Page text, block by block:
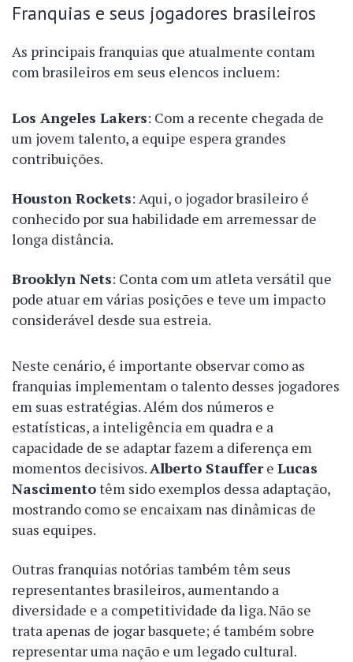
Franquias e seus jogadores brasileiros
As principais franquias que atualmente contam
com brasileiros em seus elencos incluem:
Los Angeles Lakers: Com a recente chegada de
um jovem talento, a equipe espera grandes
contribuições.
Houston Rockets: Aqui, o jogador brasileiro é
conhecido por sua habilidade em arremessar de
longa distância.
Brooklyn Nets: Conta com um atleta versátil que
pode atuar em várias posições e teve um impacto
considerável desde sua estreia.
Neste cenário, é importante observar como as
franquias implementam o talento desses jogadores
em suas estratégias. Além dos números e
estatísticas, a inteligência em quadra e a
capacidade de se adaptar fazem a diferença em
momentos decisivos.Alberto Stauffere Lucas
Nascimentotêm sido exemplos dessa adaptação,
mostrando como se encaixam nas dinâmicas de
suas equipes.
Outras franquias notórias também têm seus
representantes brasileiros, aumentando a
diversidade e a competitividade da liga. Não se
trata apenas de jogar basquete; é também sobre
representar uma nação e um legado cultural.